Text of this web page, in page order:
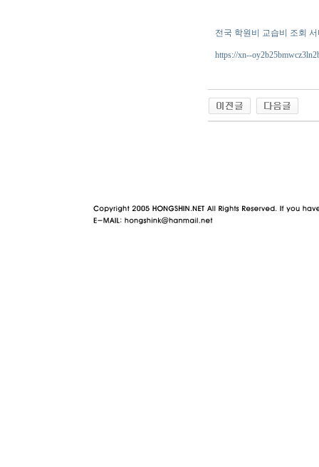
전국 학원비 교습비 조회
https://xn--